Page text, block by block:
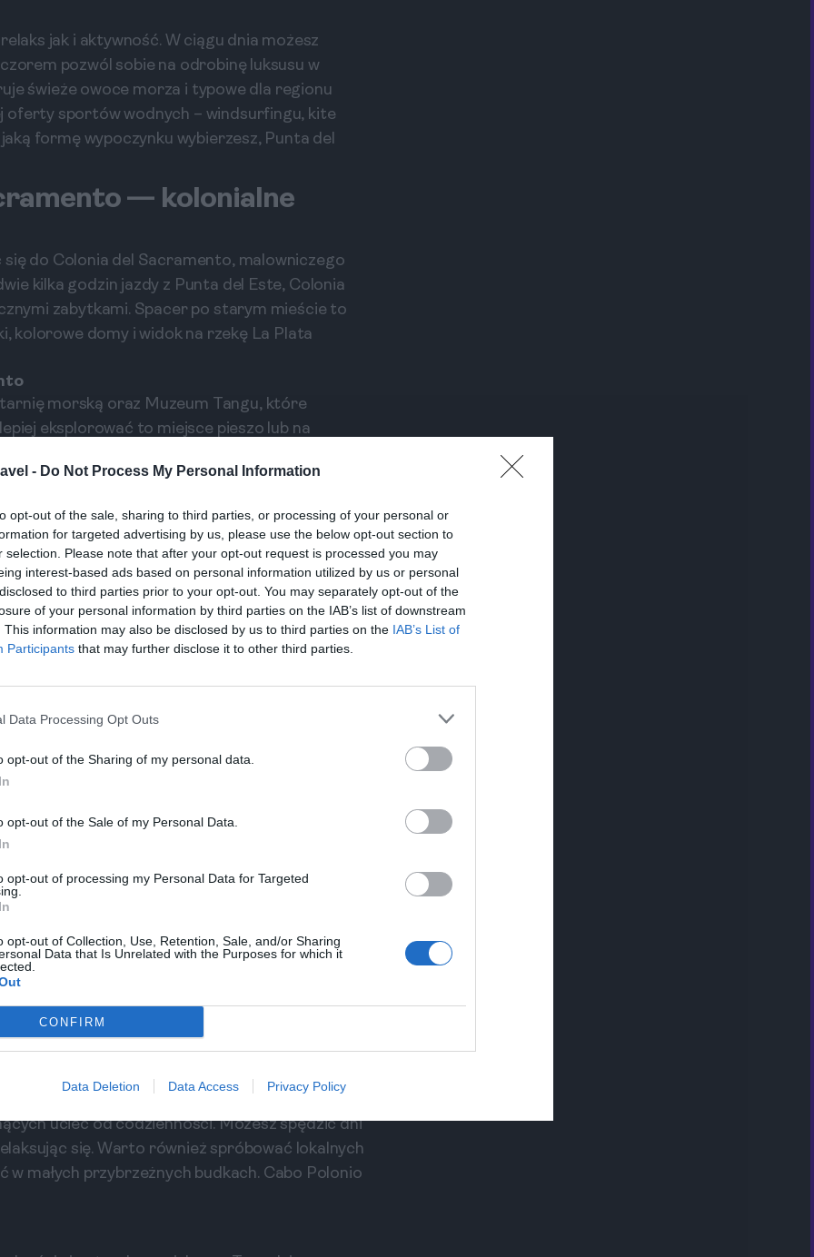
- Do Not Process My Personal Information
opt-out of the sale, sharing to third parties, or processing of your personal or
for targeted advertising by us, please use the below opt-out section to
selection. Please note that after your opt-out request is processed you may
interest-based ads based on personal information utilized by us or personal
to third parties prior to your opt-out. You may separately opt-out of the
of your personal information by third parties on the IAB’s list of downstream
This information may also be disclosed by us to third parties on the IAB’s List of
Participants that may further disclose it to other third parties.
Data Processing Opt Outs
opt-out of the Sharing of my personal data.
opt-out of the Sale of my Personal Data.
opt-out of processing my Personal Data for Targeted
opt-out of Collection, Use, Retention, Sale, and/or Sharing
Data that Is Unrelated with the Purposes for which it
CONFIRM
Data Deletion Data Access Privacy Policy
jak i aktywność. W ciągu dnia możesz
pozwól sobie na odrobinę luksusu w
świeże owoce morza i typowe dla regionu
sportów wodnych – windsurfingu, kite
formę wypoczynku wybierzesz, Punta del
— kolonialne
do Colonia del Sacramento, malowniczego
kilka godzin jazdy z Punta del Este, Colonia
zabytkami. Spacer po starym mieście to
kolorowe domy i widok na rzekę La Plata
morską oraz Muzeum Tangu, które
eksplorować to miejsce pieszo lub na
z jego urokami. Nie zapomnij odwiedzić
urugwajskiej mate oraz kultowych
podziwiając zachód słońca nad rzeką.
Gdzie zjeść najlepsze jedzenie w Montevideo?
Zadaj pytanie
z winnic i malowniczych krajobrazów. To
Tannat-u, który jest symbolem
oraz wycieczki po winnicach, gdzie
smaków. Odwiedź niewielkie restauracje
chociażby perfektcyjnie grillowanego mięsa
wybrać się na malownicze spacery po
miejscem na zakończenie intensywnego
piękno
dziewiczych regionów Urugwaju. Z dala od
oraz rezerwat Cabo Polonio. To miejsce
tu spotkać lwy morskie, które wypoczywają
do prądu ani Internetu. Ten urokliwy
uciec od codzienności. Możesz spędzić dni
się. Warto również spróbować lokalnych
małych przybrzeżnych budkach. Cabo Polonio